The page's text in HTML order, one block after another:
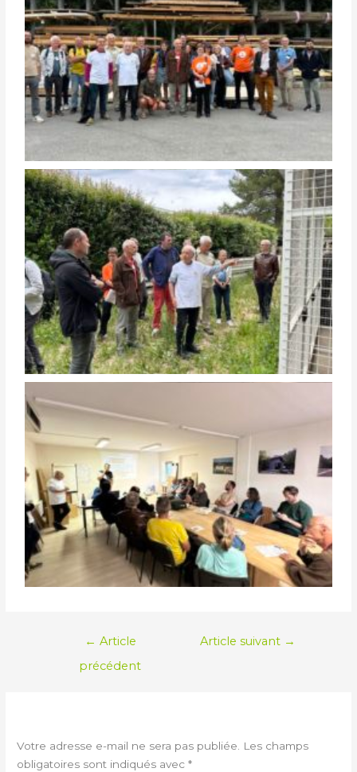
← Article
précédent
Article suivant →
Votre adresse e-mail ne sera pas publiée. Les champs
obligatoires sont indiqués avec*